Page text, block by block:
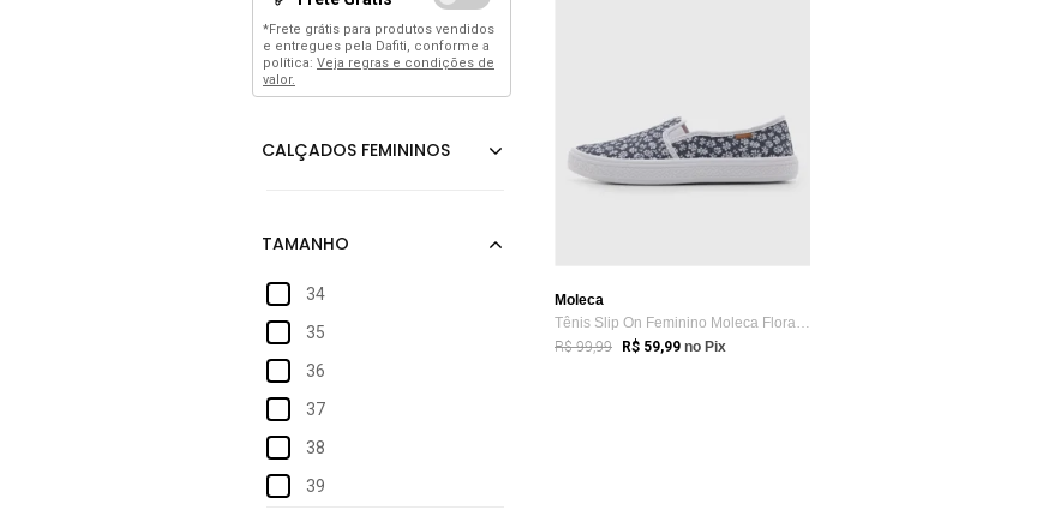
*Frete grátis para produtos vendidos
e entregues pela Dafiti, conforme a
política: Veja regras e condições de
valor.
34
35
36
37
38
39
Moleca
Tênis Slip On Feminino Moleca Floral Azul Marinho
R$ 99,99 R$ 59,99 no Pix